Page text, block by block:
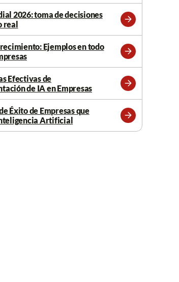
2026: toma de decisiones
real
Leer
Ejemplos en todo
Leer
Efectivas de
de IA en Empresas
Leer
Éxito de Empresas que
Artificial
Leer